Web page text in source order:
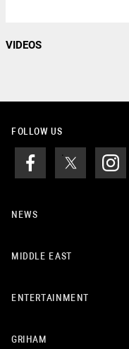
VIDEOS
FOLLOW US
NEWS
MIDDLE EAST
ENTERTAINMENT
GRIHAM